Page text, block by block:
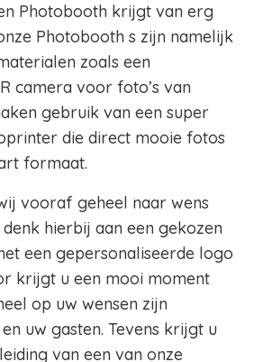
Photobooth krijgt van erg
Photobooth s zijn namelijk
zoals een
camera voor foto’s van
gebruik van een super
die direct mooie fotos
formaat.
vooraf geheel naar wens
hierbij aan een gekozen
een gepersonaliseerde logo
krijgt u een mooi moment
op uw wensen zijn
uw gasten. Tevens krijgt u
van een van onze